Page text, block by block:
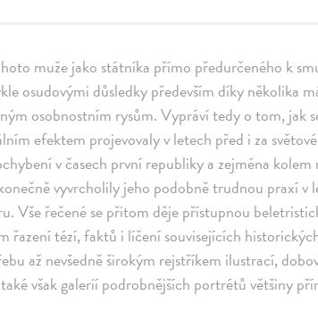
muže jako státníka přímo předurčeného k
osudovými důsledky především díky několika
osobnostním rysům. Vypráví tedy o tom, jak
efektem projevovaly v letech před i za
v časech první republiky a zejména
vyvrcholily jeho podobně trudnou praxí v
Vše řečené se přitom děje přístupnou
řazení tézí, faktů i líčení souvisejících
až nevšedně širokým rejstříkem ilustrací,
však galerií podrobnějších portrétů většiny